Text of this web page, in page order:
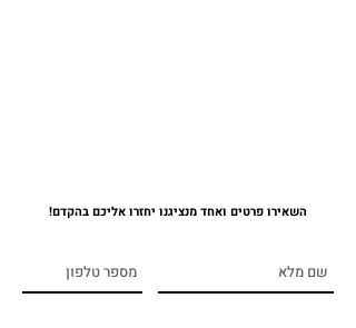
השאירו פרטים ואחד מנציגנו יחזרו אליכם בהקדם!